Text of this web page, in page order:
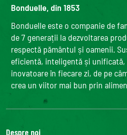
Bonduelle, din 1853
Bonduelle este o companie de
de 7 generații la dezvoltarea
respectă pământul și oamenii.
eficientă, inteligentă și
inovatoare în fiecare zi, de pe
crea un viitor mai bun prin
Despre noi